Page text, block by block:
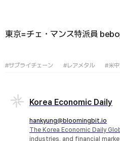
東京=チェ・マンス特派員
#サプライチェーン #レアメタル #米
Korea Economic Daily
hankyung@bloomingbit.io
The Korea Economic Daily
industries, and financial